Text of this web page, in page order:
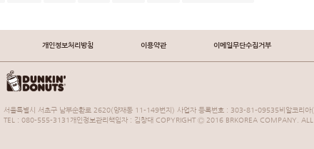
개인정보처리방침 이용약관 이메일무단수집거부
서울특별시 서초구 남부순환로 2620(양재동 11-149번지) 사업자 등록번호 : 303-81-09535비알코리아
TEL : 080-555-3131개인정보관리책임자 : 김창대 COPYRIGHT Ⓒ 2016 BRKOREA COMPANY. ALL